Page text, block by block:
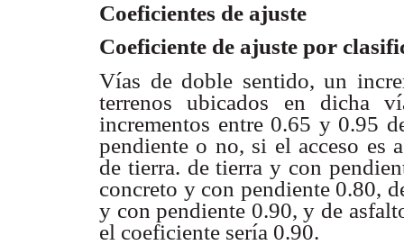
Coeficientes de ajuste
Coeficiente de ajuste por
Vías de doble sentido, un
terrenos ubicados en dicha
incrementos entre 0.65 y 0.95
pendiente o no, si el acceso es
de tierra. de tierra y con
concreto y con pendiente 0.80,
y con pendiente 0.90, y de
el coeficiente sería 0.90.